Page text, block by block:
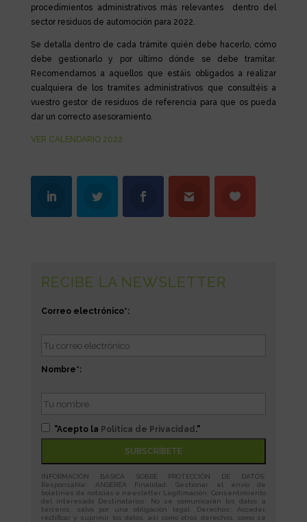
procedimientos administrativos más relevantes dentro del
sector residuos de automoción para 2022.
Se detalla dentro de cada trámite quién debe hacerlo, cómo
debe gestionarlo y por último dónde se debe tramitar.
Recomendamos a aquellos que estáis obligados a realizar
cualquiera de los tramites administrativos que consultéis a
vuestro gestor de residuos de referencia para que os pueda
dar un correcto asesoramiento.
VER CALENDARIO 2022
RECIBE LA NEWSLETTER
Correo electrónico*:
Nombre*:
"Acepto la Política de Privacidad ."
INFORMACIÓN BÁSICA SOBRE PROTECCIÓN DE DATOS:
Responsable: ANGEREA Finalidad: Gestionar el envío de
boletines de noticias o newsletter Legitimación: Consentimiento
del interesado Destinatarios: No se comunicarán los datos a
terceros, salvo por una obligación legal. Derechos: Acceder,
rectificar y suprimir los datos, así como otros derechos, como se